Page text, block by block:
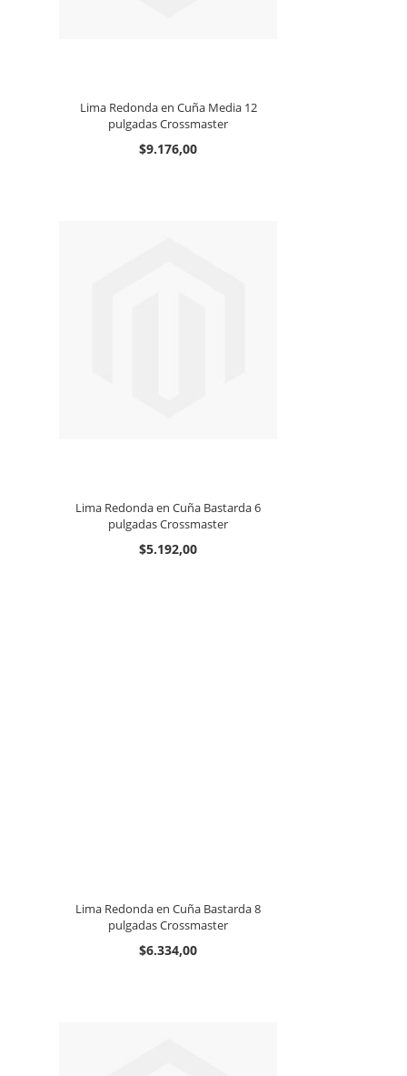
Lima Redonda en Cuña Media 12
pulgadas Crossmaster
$9.176,00
Lima Redonda en Cuña Bastarda 6
pulgadas Crossmaster
$5.192,00
Lima Redonda en Cuña Bastarda 8
pulgadas Crossmaster
$6.334,00